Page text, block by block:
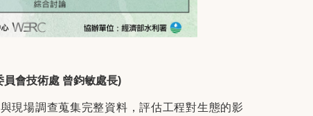
會技術處 曾鈞敏處長)
現場調查蒐集完整資料，評估工程對生態的影